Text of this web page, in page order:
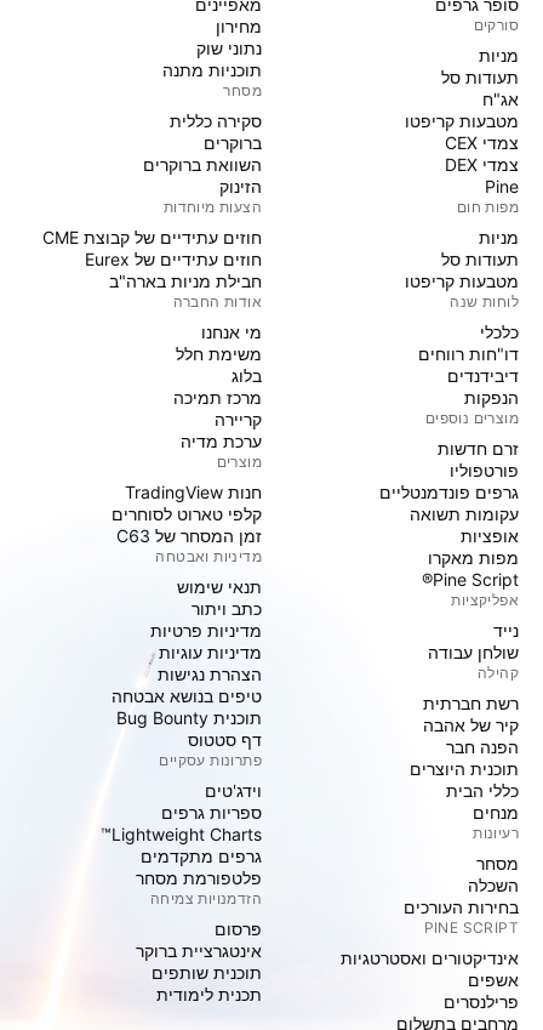
סופר גרפים
סורקים
מניות‏
תעודות סל
אג"ח
מטבעות קריפטו
צמדי CEX
צמדי DEX
Pine
מפות חום
מניות‏
תעודות סל
מטבעות קריפטו
לוחות שנה
כלכלי
דו"חות רווחים
דיבידנדים
הנפקות
מוצרים נוספים
זרם חדשות
פורטפוליו
גרפים פונדמנטליים
עקומות תשואה
אופציות
מפות מאקרו
Pine Script®
אפליקציות
נייד
שולחן עבודה
קהילה
רשת חברתית
קיר של אהבה
הפנה חבר
תוכנית היוצרים
כללי הבית
מנחים
רעיונות
מסחר
השכלה
בחירות העורכים
PINE SCRIPT
אינדיקטורים ואסטרטגיות
אשפים
פרילנסרים
מרחבים בתשלום
מאפיינים
מחירון
נתוני שוק
תוכניות מתנה
מסחר
סקירה כללית
ברוקרים
השוואת ברוקרים
הזינוק
הצעות מיוחדות
חוזים עתידיים של קבוצת CME
חוזים עתידיים של Eurex
חבילת מניות בארה"ב
אודות החברה
מי אנחנו
משימת חלל
בלוג
מרכז תמיכה
קריירה
ערכת מדיה
מוצרים
חנות TradingView
קלפי טארוט לסוחרים
זמן המסחר של C63
מדיניות ואבטחה
תנאי שימוש
כתב ויתור
מדיניות פרטיות
מדיניות עוגיות
הצהרת נגישות
טיפים בנושא אבטחה
תוכנית Bug Bounty
דף סטטוס
פתרונות עסקיים
וידג'טים
ספריות גרפים
Lightweight Charts™
גרפים מתקדמים
פלטפורמת מסחר
הזדמנויות צמיחה
פּרסום
אינטגרציית ברוקר
תוכנית שותפים
תכנית לימודית